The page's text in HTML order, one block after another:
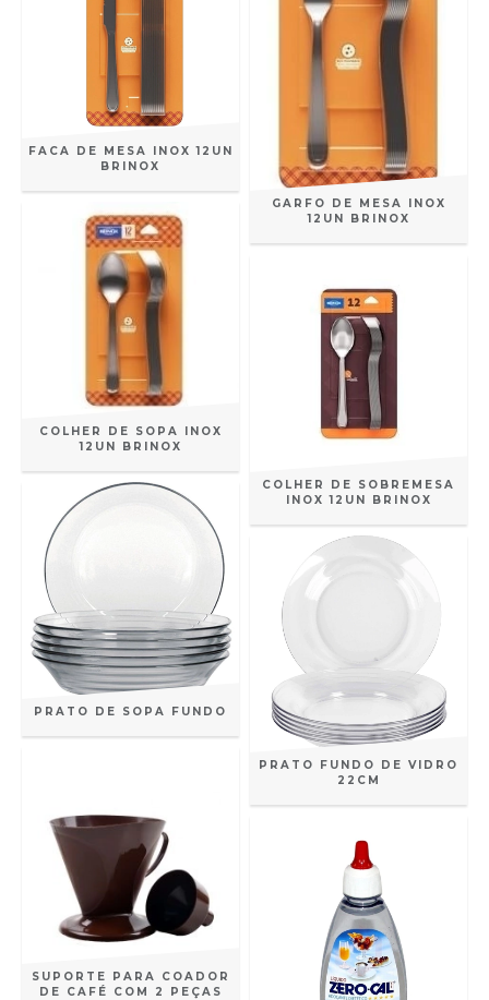
FACA DE MESA INOX 12UN
BRINOX
GARFO DE MESA INOX
12UN BRINOX
COLHER DE SOPA INOX
12UN BRINOX
COLHER DE SOBREMESA
INOX 12UN BRINOX
PRATO DE SOPA FUNDO
PRATO FUNDO DE VIDRO
22CM
SUPORTE PARA COADOR
DE CAFÉ COM 2 PEÇAS